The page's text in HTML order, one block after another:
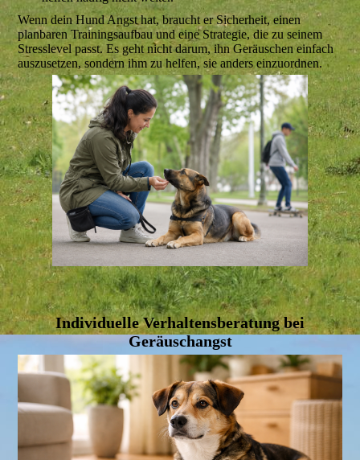
Wenn dein Hund Angst hat, braucht er Sicherheit, einen
planbaren Trainingsaufbau und eine Strategie, die zu seinem
Stresslevel passt. Es geht nicht darum, ihn Geräuschen einfach
auszusetzen, sondern ihm zu helfen, sie anders einzuordnen.
Individuelle Verhaltensberatung bei
Geräuschangst